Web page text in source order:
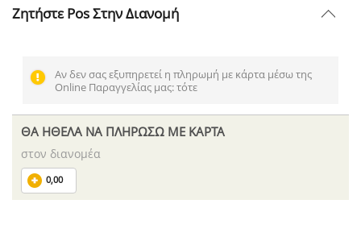
Ζητήστε Pos Στην Διανομή
Αν δεν σας εξυπηρετεί η πληρωμή με κάρτα μέσω της
Online Παραγγελίας μας: τότε
ΘΑ ΗΘΕΛΑ ΝΑ ΠΛΗΡΩΣΩ ΜΕ ΚΑΡΤΑ
στον διανομέα
0,00